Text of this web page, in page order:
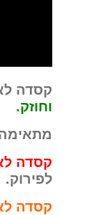
קסדה
וחוזק.
מתאימה
קסדה
לפירוק.
קסדה